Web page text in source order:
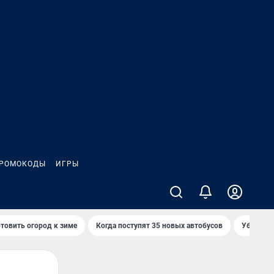
ИГРЫ
огород к зиме Когда поступят 35 новых автобусов Убийца